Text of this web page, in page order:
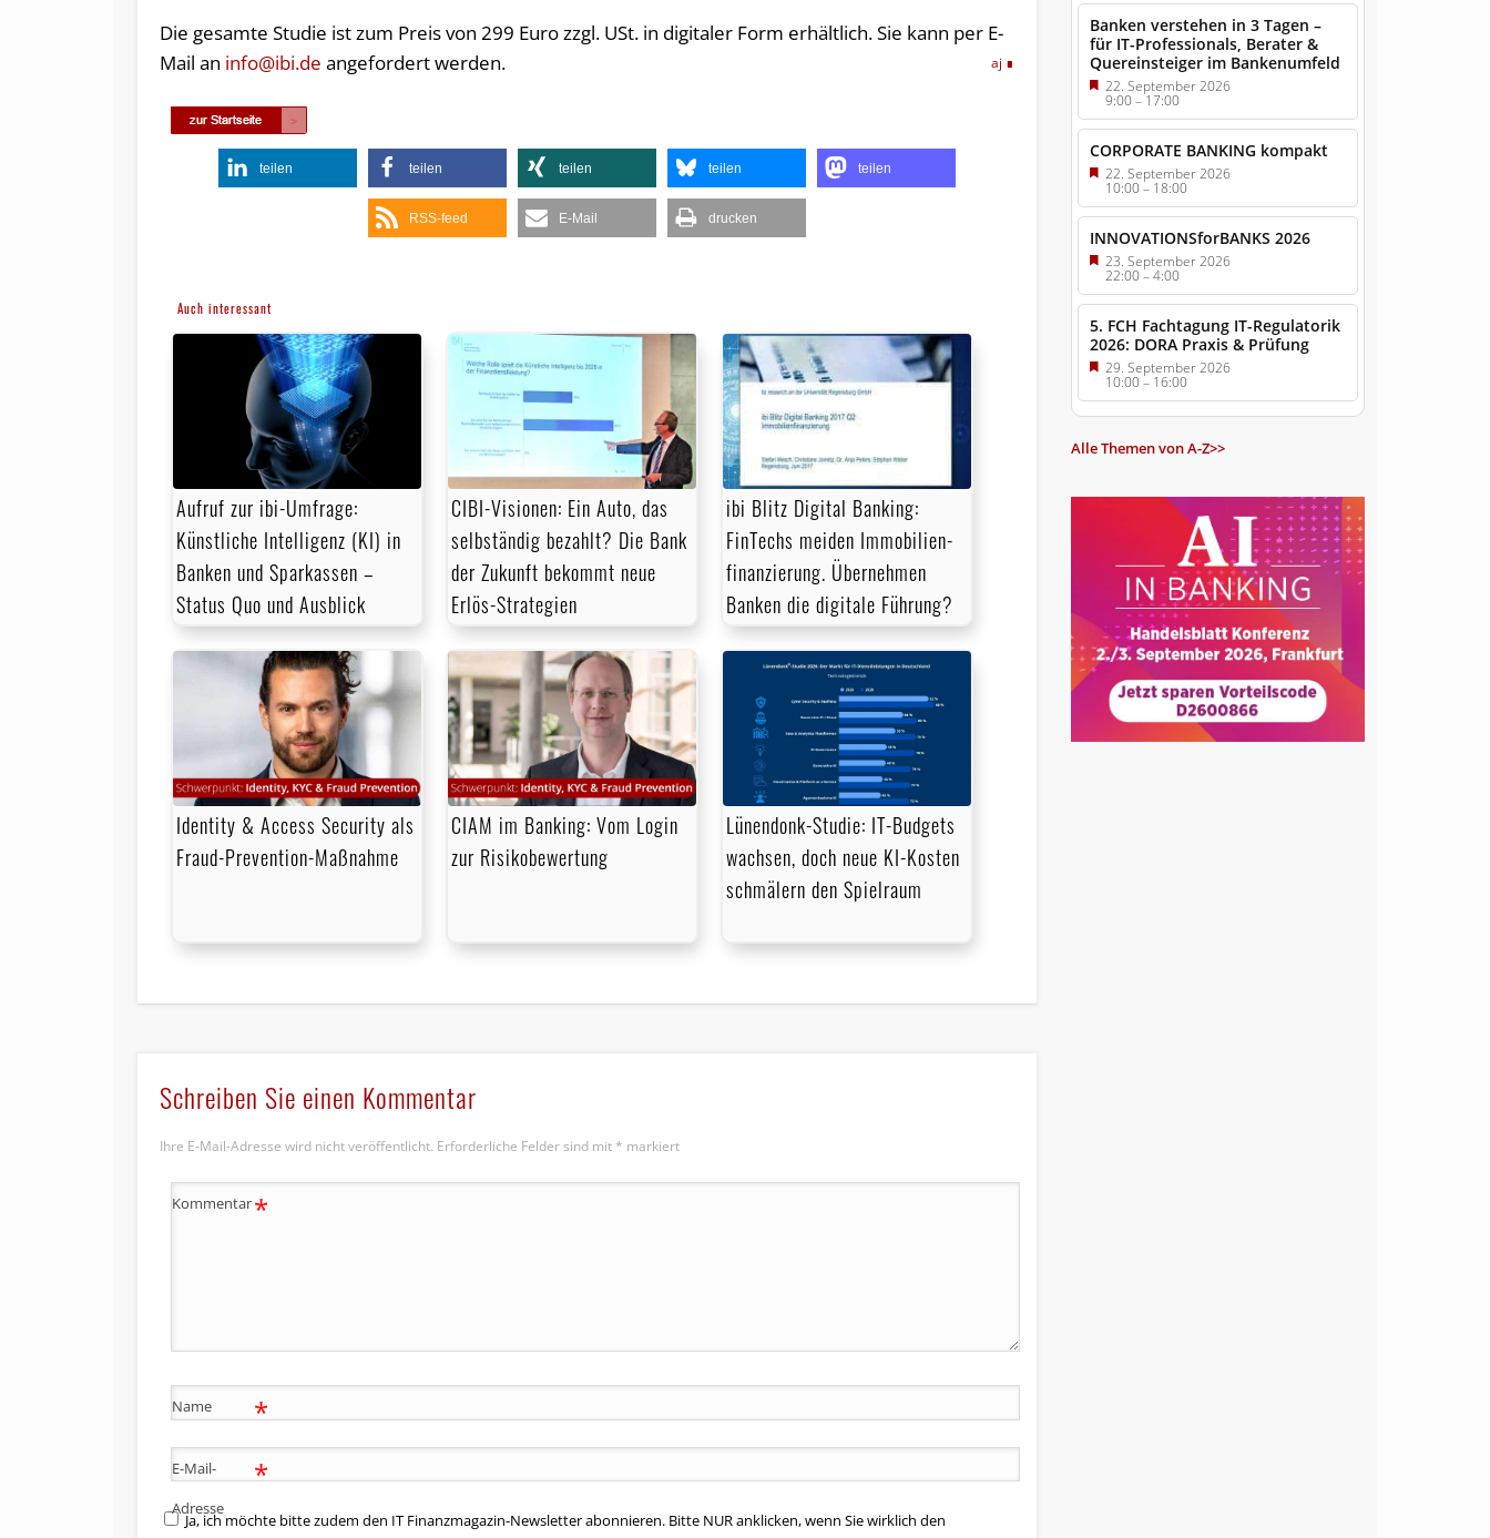
Die gesamte Studie ist zum Preis von 299 Euro zzgl. USt. in digitaler Form erhältlich. Sie kann per E-
Mail an info@ibi.de angefordert werden. aj
teilen teilen teilen teilen teilen
RSS-feed E-Mail drucken
Auch interessant
Aufruf zur ibi-Umfrage:
Künstliche Intelligenz (KI) in
Banken und Sparkassen –
Status Quo und Ausblick
CIBI-Visionen: Ein Auto, das
selbständig bezahlt? Die Bank
der Zukunft bekommt neue
Erlös-Strategien
ibi Blitz Digital Banking:
FinTechs meiden Immobilien­
finanzierung. Übernehmen
Banken die digitale Führung?
Identity & Access Security als
Fraud-Prevention-Maßnahme
CIAM im Banking: Vom Login
zur Risikobewertung
Lünendonk-Studie: IT-Budgets
wachsen, doch neue KI-Kosten
schmälern den Spielraum
Schreiben Sie einen Kommentar
Ihre E-Mail-Adresse wird nicht veröffentlicht. Erforderliche Felder sind mit * markiert
Kommentar*
Name *
E-Mail-
Adresse
*
Ja, ich möchte bitte zudem den IT Finanzmagazin-Newsletter abonnieren. Bitte NUR anklicken, wenn Sie wirklich den
Banken verstehen in 3 Tagen –
für IT-Professionals, Berater &
Quereinsteiger im Bankenumfeld
22. September 2026
9:00–17:00
CORPORATE BANKING kompakt
22. September 2026
10:00– 18:00
INNOVATIONSforBANKS 2026
23. September 2026
22:00–4:00
5. FCH Fachtagung IT-Regulatorik
2026: DORA Praxis & Prüfung
29. September 2026
10:00– 16:00
Alle Themen von A-Z>>